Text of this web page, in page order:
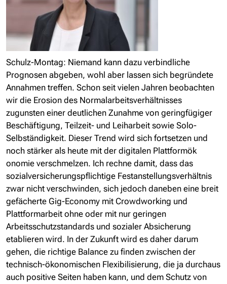
Schulz-Montag: Niemand kann dazu verbindliche
Prognosen abgeben, wohl aber lassen sich begründete
Annahmen treffen. Schon seit vielen Jahren beobachten
wir die Erosion des Normalarbeitsverhältnisses
zugunsten einer deutlichen Zunahme von geringfügiger
Beschäftigung, Teilzeit- und Leiharbeit sowie Solo-
Selbständigkeit. Dieser Trend wird sich fortsetzen und
noch stärker als heute mit der digitalen Plattformök
onomie verschmelzen. Ich rechne damit, dass das
sozialversicherungspflichtige Festanstellungsverhältnis
zwar nicht verschwinden, sich jedoch daneben eine breit
gefächerte Gig-Economy mit Crowdworking und
Plattformarbeit ohne oder mit nur geringen
Arbeitsschutzstandards und sozialer Absicherung
etablieren wird. In der Zukunft wird es daher darum
gehen, die richtige Balance zu finden zwischen der
technisch-ökonomischen Flexibilisierung, die ja durchaus
auch positive Seiten haben kann, und dem Schutz von